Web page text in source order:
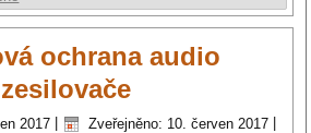
ochrana audio
zesilovače
2017 Zveřejněno: 10. červen 2017